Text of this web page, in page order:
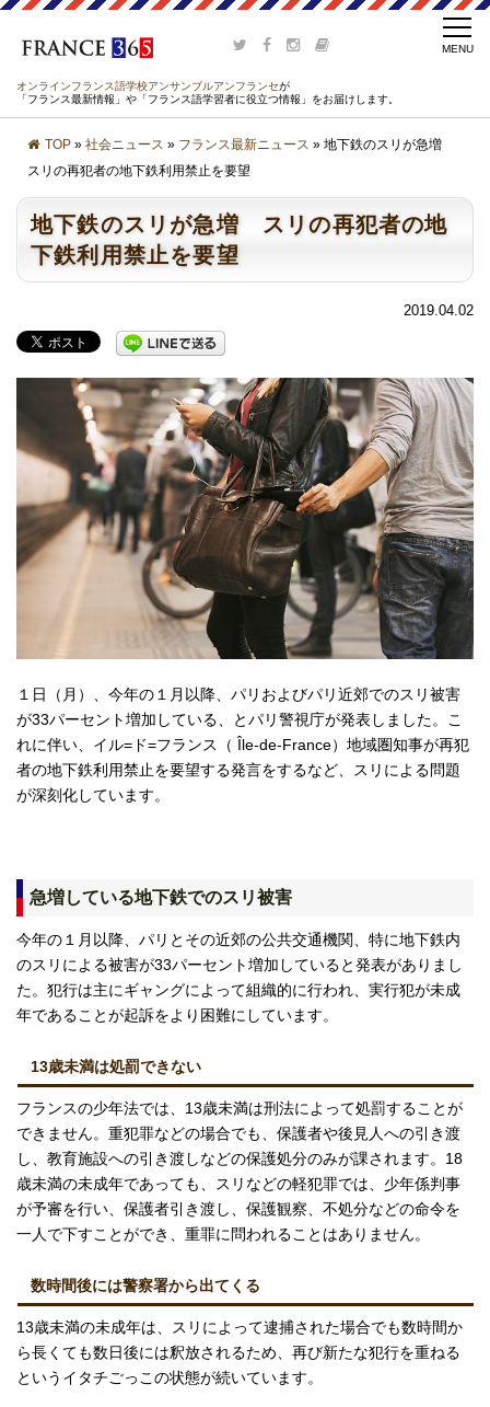
オンラインフランス語学校アンサンブルアンフランセが
「フランス最新情報」や「フランス語学習者に役立つ情報」をお届けします。
TOP » 社会ニュース » フランス最新ニュース » 地下鉄のスリが急増
スリの再犯者の地下鉄利用禁止を要望
地下鉄のスリが急増 スリの再犯者の地
下鉄利用禁止を要望
2019.04.02
１日（月）、今年の１月以降、パリおよびパリ近郊でのスリ被害
が33パーセント増加している、とパリ警視庁が発表しました。こ
れに伴い、イル=ド=フランス（ Île-de-France）地域圏知事が再犯
者の地下鉄利用禁止を要望する発言をするなど、スリによる問題
が深刻化しています。
急増している地下鉄でのスリ被害
今年の１月以降、パリとその近郊の公共交通機関、特に地下鉄内
のスリによる被害が33パーセント増加していると発表がありまし
た。犯行は主にギャングによって組織的に行われ、実行犯が未成
年であることが起訴をより困難にしています。
13歳未満は処罰できない
フランスの少年法では、13歳未満は刑法によって処罰することが
できません。重犯罪などの場合でも、保護者や後見人への引き渡
し、教育施設への引き渡しなどの保護処分のみが課されます。18
歳未満の未成年であっても、スリなどの軽犯罪では、少年係判事
が予審を行い、保護者引き渡し、保護観察、不処分などの命令を
一人で下すことができ、重罪に問われることはありません。
数時間後には警察署から出てくる
13歳未満の未成年は、スリによって逮捕された場合でも数時間か
ら長くても数日後には釈放されるため、再び新たな犯行を重ねる
というイタチごっこの状態が続いています。